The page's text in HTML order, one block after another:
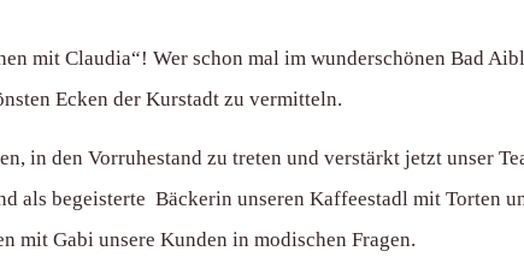
mit Claudia“! Wer schon mal im wunderschönen Bad
Ecken der Kurstadt zu vermitteln.
in den Vorruhestand zu treten und verstärkt jetzt unser
als begeisterte Bäckerin unseren Kaffeestadl mit Torten
mit Gabi unsere Kunden in modischen Fragen.